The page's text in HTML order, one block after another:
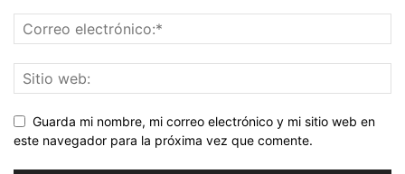
Guarda mi nombre, mi correo electrónico y mi sitio web en
este navegador para la próxima vez que comente.